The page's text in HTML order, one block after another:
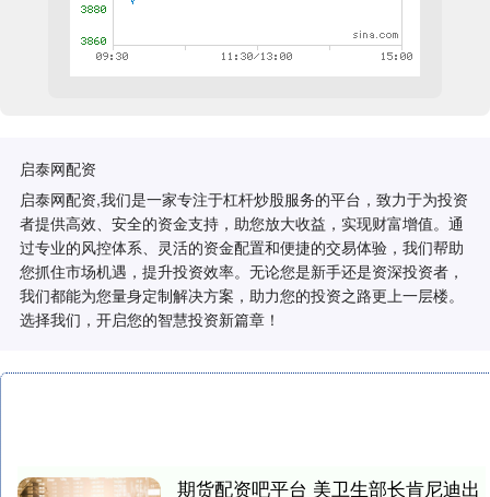
启泰网配资
启泰网配资,我们是一家专注于杠杆炒股服务的平台，致力于为投资
者提供高效、安全的资金支持，助您放大收益，实现财富增值。通
过专业的风控体系、灵活的资金配置和便捷的交易体验，我们帮助
您抓住市场机遇，提升投资效率。无论您是新手还是资深投资者，
我们都能为您量身定制解决方案，助力您的投资之路更上一层楼。
选择我们，开启您的智慧投资新篇章！
期货配资吧平台 美卫生部长肯尼迪出